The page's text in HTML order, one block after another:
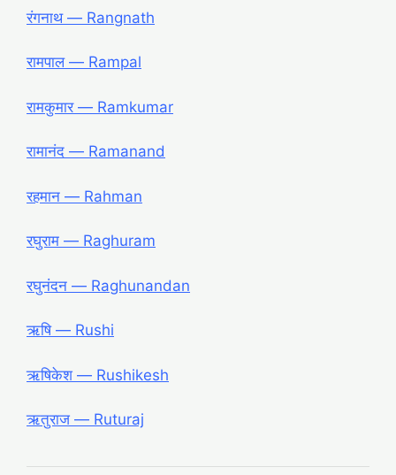
रंगनाथ ― Rangnath
रामपाल ― Rampal
रामकुमार ― Ramkumar
रामानंद ― Ramanand
रहमान ― Rahman
रघुराम ― Raghuram
रघुनंदन ― Raghunandan
ऋषि ― Rushi
ऋषिकेश ― Rushikesh
ऋतुराज ― Ruturaj